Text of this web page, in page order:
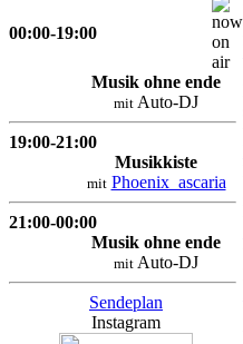
00:00-19:00
Musik ohne ende
mit Auto-DJ
19:00-21:00
Musikkiste
mit Phoenix_ascaria
21:00-00:00
Musik ohne ende
mit Auto-DJ
Sendeplan
Instagram